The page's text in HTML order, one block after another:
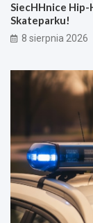
SiecHHnice
Skateparku!
8 sierpnia 2026